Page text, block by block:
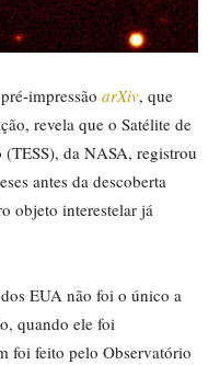
impressão arXiv, que
revela que o Satélite de
(TESS), da NASA, registrou
antes da descoberta
objeto interestelar já
EUA não foi o único a
quando ele foi
foi feito pelo Observatório